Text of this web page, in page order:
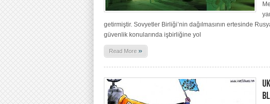
getirmiştir. Sovyetler Birliği’nin dağılmasının ertesinde
güvenlik konularında işbirliğine yol
Read More »